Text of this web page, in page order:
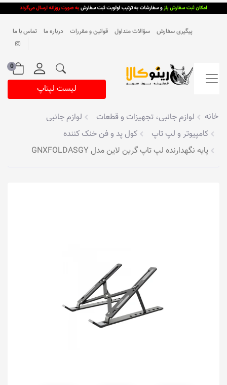
پیگیری سفارش سؤالات متداول قوانین و مقررات درباره ما تماس با ما
0
لیست لپتاپ
خانه لوازم جانبی، تجهیزات و قطعات
لوازم جانبی
کامپیوتر و لپ تاپ
کول پد و فن خنک کننده
پایه نگهدارنده لپ تاپ گرین لاین مدل GNXFOLDASGY